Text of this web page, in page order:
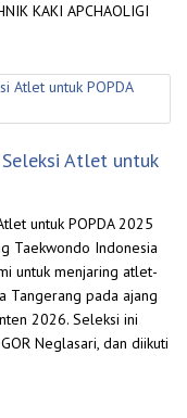
KAKI APCHAOLIGI
Atlet untuk
untuk POPDA 2025
Taekwondo Indonesia
untuk menjaring atlet-
Tangerang pada ajang
2026. Seleksi ini
Neglasari, dan diikuti